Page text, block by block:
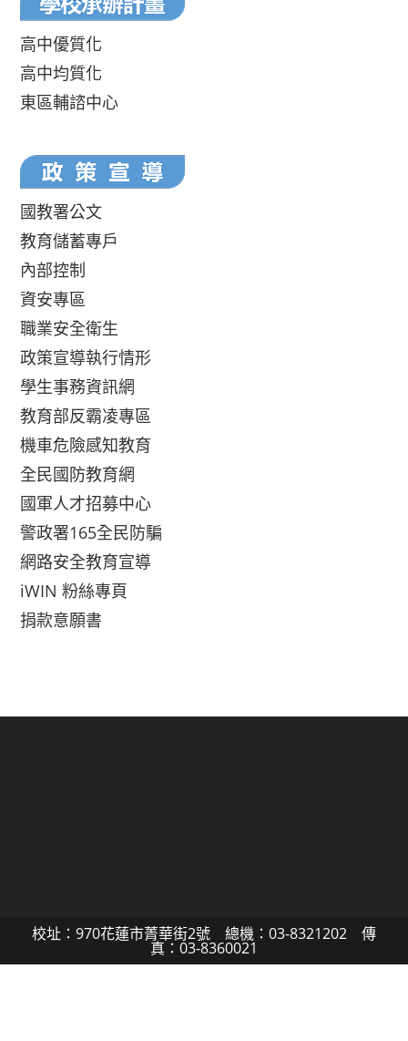
高中優質化
高中均質化
東區輔諮中心
國教署公文
教育儲蓄專戶
內部控制
資安專區
職業安全衛生
政策宣導執行情形
學生事務資訊網
教育部反霸凌專區
機車危險感知教育
全民國防教育網
國軍人才招募中心
警政署165全民防騙
網路安全教育宣導
iWIN 粉絲專頁
捐款意願書
校址：970花蓮市菁華街2號 總機：03-8321202 傳
真：03-8360021